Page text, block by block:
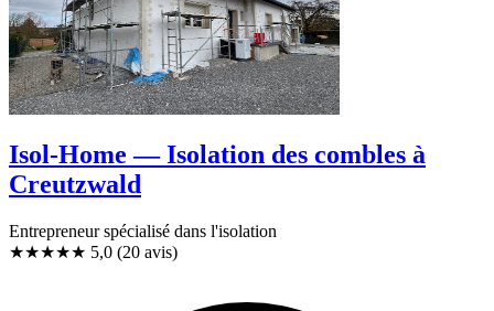
Isol-Home — Isolation des combles à
Creutzwald
Entrepreneur spécialisé dans l'isolation
★★★★★ 5,0 (20 avis)